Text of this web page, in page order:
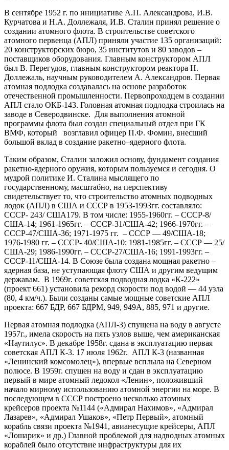
В сентябре 1952 г. по инициативе А.П. Александрова, И.В.
Курчатова и Н.А. Доллежаля, И.В. Сталин принял решение о
создании атомного флота. В строительстве советского
атомного первенца (АПЛ) приняли участие 135 организаций:
20 конструкторских бюро, 35 институтов и 80 заводов –
поставщиков оборудования. Главным конструктором АПЛ
был В. Перегудов, главным конструктором реактора Н.
Доллежаль, научным руководителем А. Александров. Первая
атомная подлодка создавалась на основе разработок
отечественной промышленности. Первопроходцем в создании
АПЛ стало ОКБ-143. Головная атомная подлодка строилась на
заводе в Северодвинске. Для выполнения атомной
программы флота был создан специальный отдел при ГК
ВМФ, который возглавил офицер П.Ф. Фомин, внесший
большой вклад в создание ракетно–ядерного флота.
Таким образом, Сталин заложил основу, фундамент создания
ракетно-ядерного оружия, которым пользуемся и сегодня. О
мудрой политике И. Сталина мыслящего по
государственному, масштабно, на перспективу
свидетельствует то, что строительство атомных подводных
лодок (АПЛ) в США и СССР в 1953-1993гг. составляло:
СССР- 243/ США179. В том числе: 1955-1960гг. – СССР-8/
США-14; 1961-1965гг. – СССР-31/США-42; 1966-1970гг. –
СССР-47/США-36; 1971-1975 гг. – СССР — 49/США-18;
1976-1980 гг. – СССР- 40/США-10; 1981-1985гг. – СССР — 25/
США-29; 1986-1990гг. – СССР-27/США-16; 1991-1993гг. –
СССР-11/США-14. В Союзе была создана мощная ракетно –
ядерная база, не уступающая флоту США и другим ведущим
державам. В 1969г. советская подводная лодка «К-222»
(проект 661) установила рекорд скорости под водой — 44 узла
(80, 4 км/ч.). Были созданы самые мощные советские АПЛ
проекта: 667 БДР, 667 БДРМ, 949, 949А, 885, 971 и другие.
Первая атомная подлодка (АПЛ-3) спущена на воду в августе
1957г., имела скорость на пять узлов выше, чем американская
«Наутилус». В декабре 1958г. сдана в эксплуатацию первая
советская АПЛ К-3. 17 июля 1962г. АПЛ К-3 (названная
«Ленинский комсомолец»), впервые всплыла на Северном
полюсе. В 1959г. спущен на воду и сдан в эксплуатацию
первый в мире атомный ледокол «Ленин», положивший
начало мирному использованию атомной энергии на море. В
последующем в СССР построено несколько атомных
крейсеров проекта №1144 («Адмирал Нахимов», «Адмирал
Лазарев», «Адмирал Ушаков», «Петр Первый», атомный
корабль связи проекта №1941, авианесущие крейсеры, АПЛ
«Лошарик» и др.) Главной проблемой для надводных атомных
кораблей было отсутствие инфраструктуры для их